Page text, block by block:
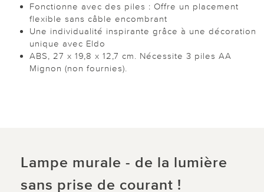
Fonctionne avec des piles : Offre un placement
flexible sans câble encombrant
Une individualité inspirante grâce à une décoration
unique avec Eldo
ABS, 27 x 19,8 x 12,7 cm. Nécessite 3 piles AA
Mignon (non fournies).
Lampe murale - de la lumière
sans prise de courant !